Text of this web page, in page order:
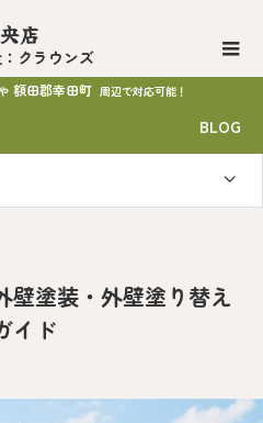
店
クラウンズ
額田郡幸田町 周辺で対応可能！
BLOG
壁塗装・外壁塗り替え
イド